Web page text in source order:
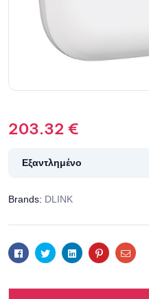
203.32 €
Εξαντλημένο
Brands: DLINK
FacebookTwitterLinkedinPinterestEmail